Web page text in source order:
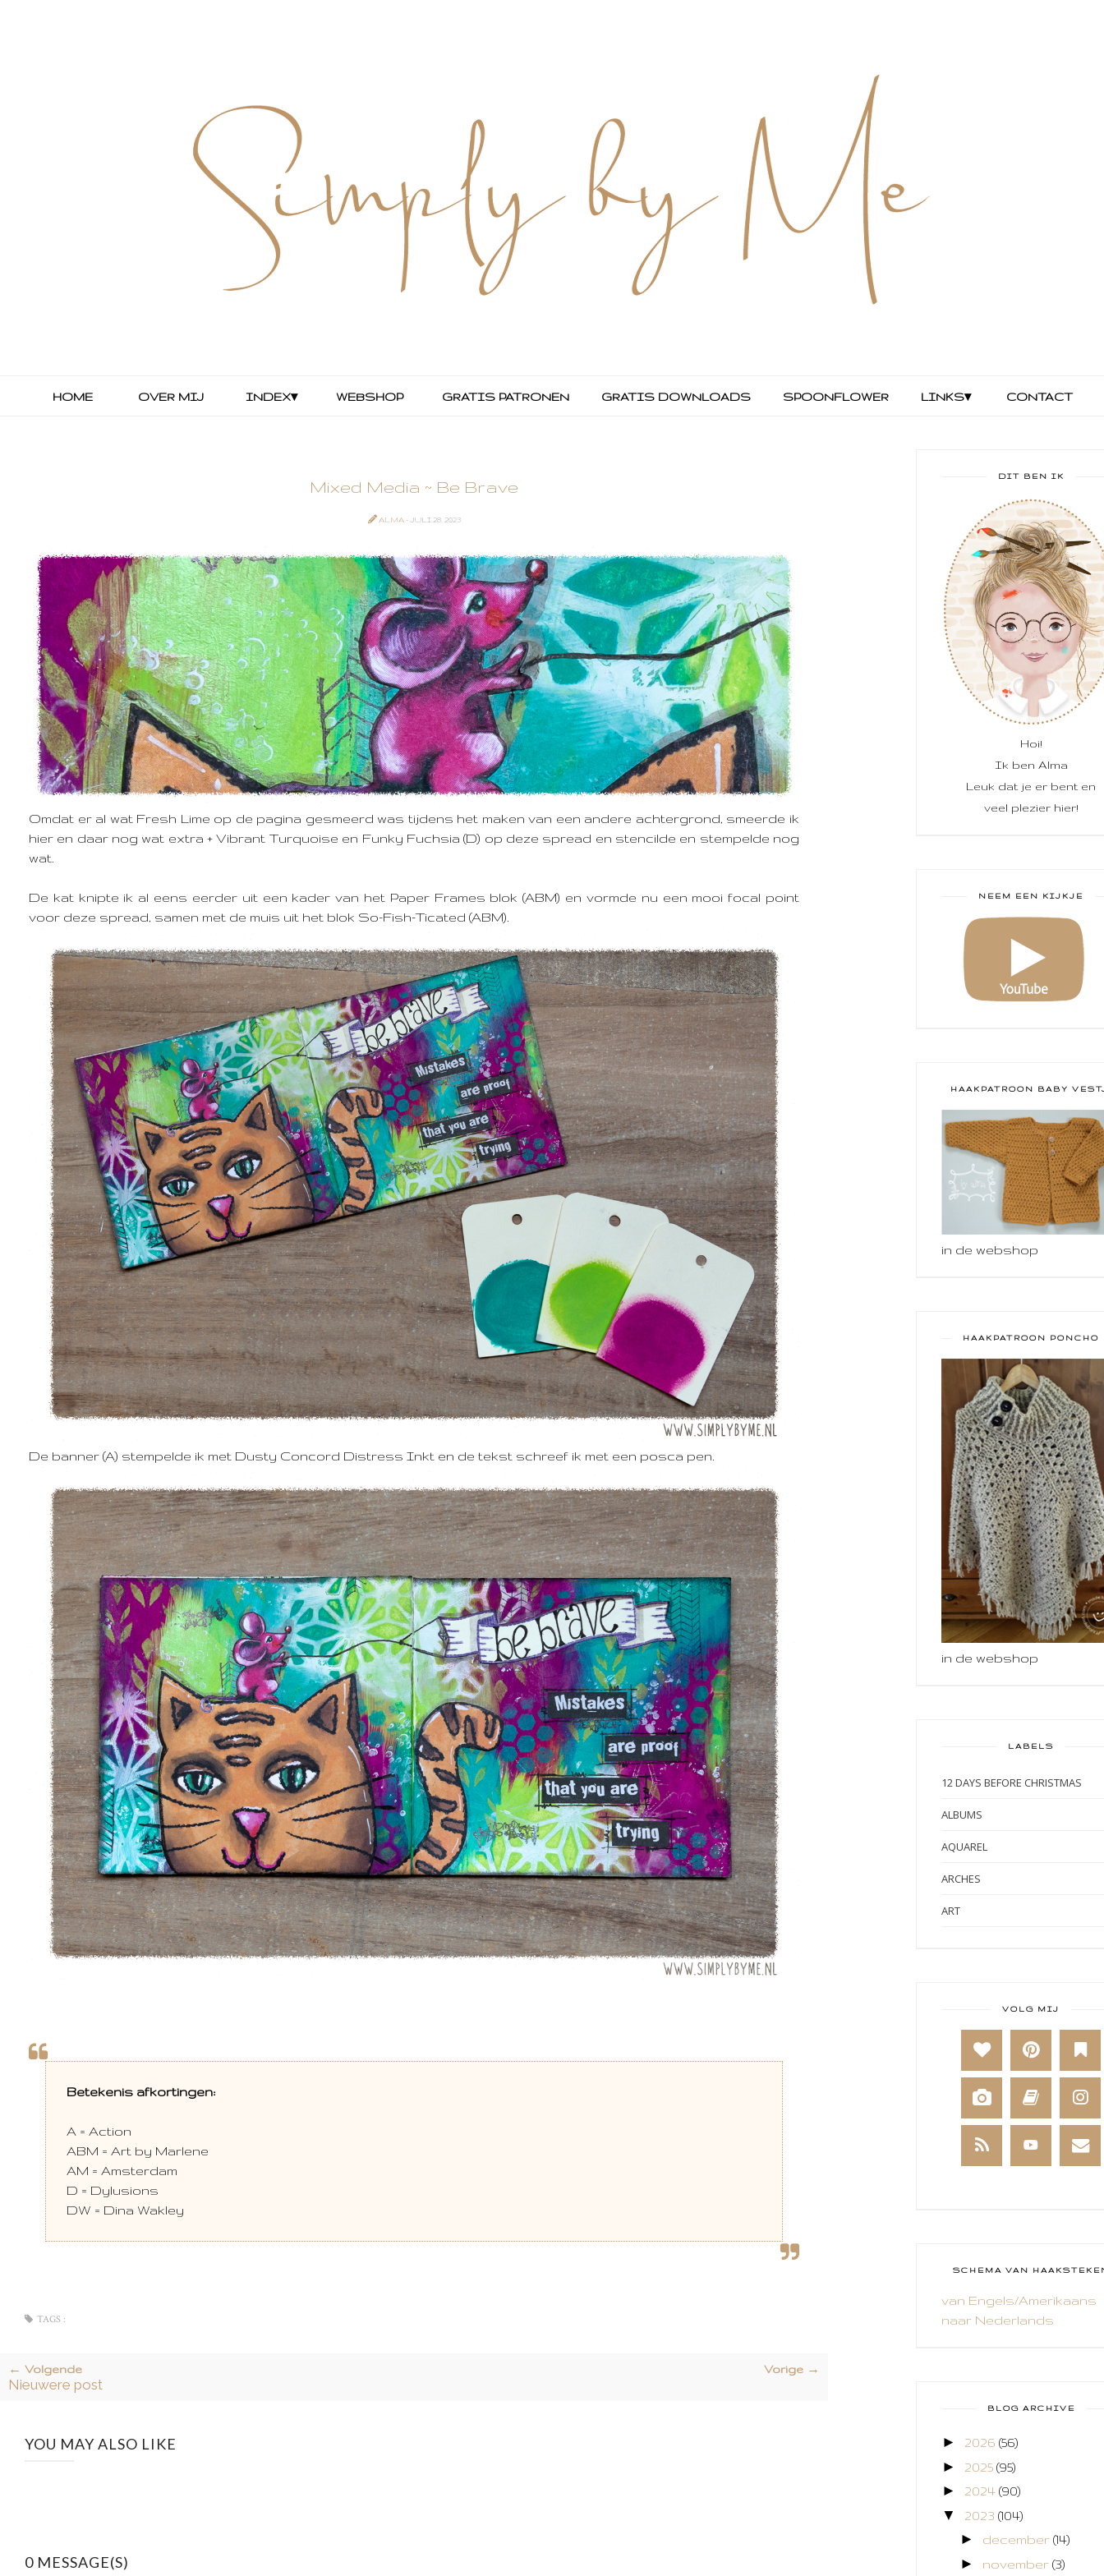
HOME OVER MIJ INDEX▾ WEBSHOP GRATIS PATRONEN GRATIS DOWNLOADS SPOONFLOWER LINKS▾ CONTACT
Mixed Media ~ Be Brave
ALMA - JULI 28, 2023
Omdat er al wat Fresh Lime op de pagina gesmeerd was tijdens het maken van een andere achtergrond, smeerde ik
hier en daar nog wat extra + Vibrant Turquoise en Funky Fuchsia (D) op deze spread en stencilde en stempelde nog
wat.
De kat knipte ik al eens eerder uit een kader van het Paper Frames blok (ABM) en vormde nu een mooi focal point
voor deze spread, samen met de muis uit het blok So-Fish-Ticated (ABM).
De banner (A) stempelde ik met Dusty Concord Distress Inkt en de tekst schreef ik met een posca pen.
Betekenis afkortingen:
A = Action
ABM = Art by Marlene
AM = Amsterdam
D = Dylusions
DW = Dina Wakley
TAGS :
← Volgende
Nieuwere post
Vorige →
YOU MAY ALSO LIKE
0 MESSAGE(S)
DIT BEN IK
Hoi!
Ik ben Alma
Leuk dat je er bent en
veel plezier hier!
NEEM EEN KIJKJE
HAAKPATROON BABY
in de webshop
HAAKPATROON PONCHO
in de webshop
LABELS
12 DAYS BEFORE CHRISTMAS
ALBUMS
AQUAREL
ARCHES
ART
BAKKEN
BEESTENBOEL
BOEKEN
BREIEN
BRUSHO
CARDS ONLY
CHALLENGE
CREATIVE FABRICA
CUPCAKES
VOLG MIJ
SCHEMA VAN
van Engels/Amerikaans
naar Nederlands
BLOG ARCHIVE
► 2026 (56)
► 2025 (95)
► 2024 (90)
▼ 2023 (104)
► december (14)
► november (3)